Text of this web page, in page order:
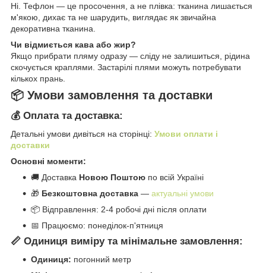
Ні. Тефлон — це просочення, а не плівка: тканина лишається
м'якою, дихає та не шарудить, виглядає як звичайна
декоративна тканина.
Чи відмиється кава або жир?
Якщо прибрати пляму одразу — сліду не залишиться, рідина
скочується краплями. Застарілі плями можуть потребувати
кількох прань.
📦 Умови замовлення та доставки
💰 Оплата та доставка:
Детальні умови дивіться на сторінці: Умови оплати і
доставки
Основні моменти:
🚚 Доставка Новою Поштою по всій Україні
🎁 Безкоштовна доставка — актуальні умови
📦 Відправлення: 2-4 робочі дні після оплати
📅 Працюємо: понеділок-п'ятниця
📏 Одиниця виміру та мінімальне замовлення:
Одиниця: погонний метр